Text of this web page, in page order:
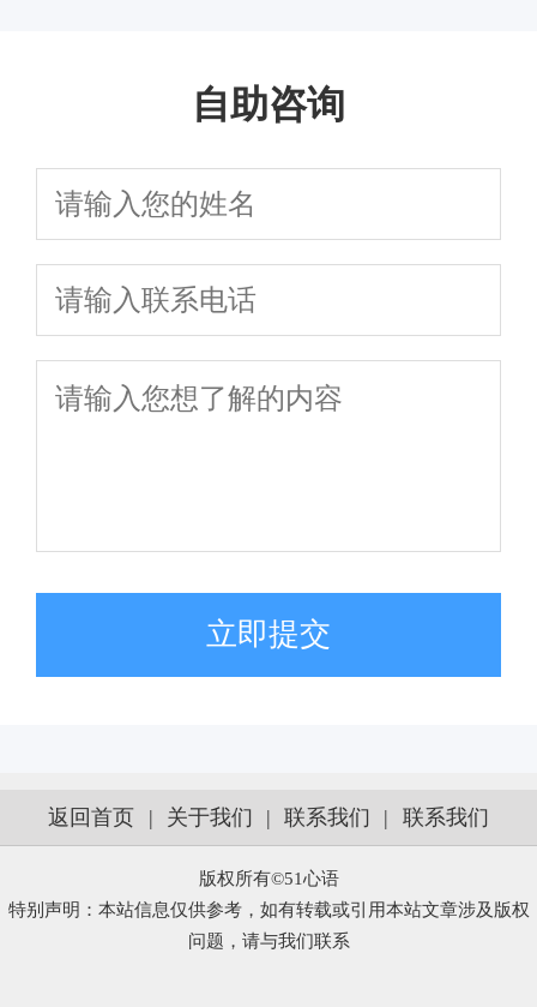
费咨询通道限时
家事律师教你
团队避免踩坑
对策略
分割全攻略，本地
自助咨询
立即提交
返回首页 | 关于我们 | 联系我们 | 联系我们
版权所有©51心语
特别声明：本站信息仅供参考，如有转载或引用本站文章涉及版权
问题，请与我们联系